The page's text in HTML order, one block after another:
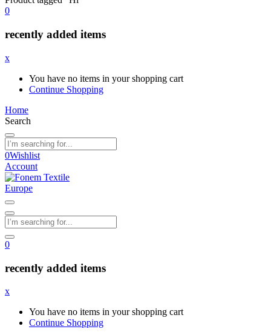
0
recently added items
x
You have no items in your shopping cart
Continue Shopping
Home
Search
0Wishlist
Account
0
recently added items
x
You have no items in your shopping cart
Continue Shopping